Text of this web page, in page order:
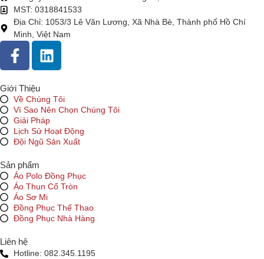
MST: 0318841533
Địa Chỉ: 1053/3 Lê Văn Lương, Xã Nhà Bè, Thành phố Hồ Chí
Minh, Việt Nam
Giới Thiệu
Về Chúng Tôi
Vì Sao Nên Chọn Chúng Tôi
Giải Pháp
Lịch Sử Hoạt Động
Đội Ngũ Sản Xuất
Sản phẩm
Áo Polo Đồng Phục
Áo Thun Cổ Tròn
Áo Sơ Mi
Đồng Phục Thể Thao
Đồng Phục Nhà Hàng
Liên hệ
Hotline: 082.345.1195